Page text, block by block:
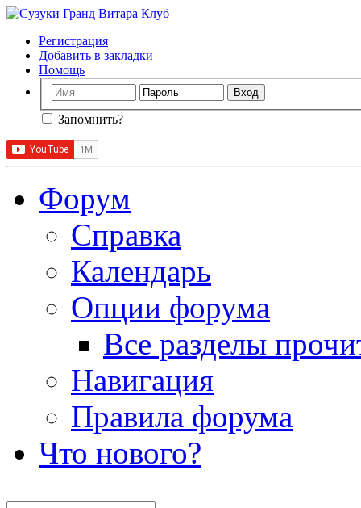
Регистрация
Добавить в закладки
Помощь
Запомнить?
Форум
Справка
Календарь
Опции форума
Все разделы
Навигация
Правила форума
Что нового?